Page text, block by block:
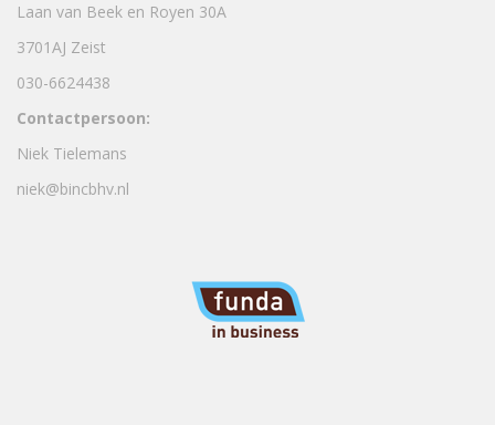
Laan van Beek en Royen 30A
3701AJ Zeist
030-6624438
Contactpersoon:
Niek Tielemans
niek@bincbhv.nl